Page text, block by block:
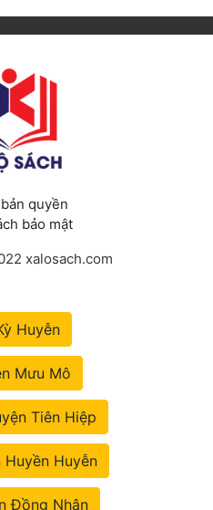
quyền
bảo mật
xalosach.com
Huyễn
Mưu Mô
Tiên Hiệp
Huyền Huyễn
Đồng Nhân